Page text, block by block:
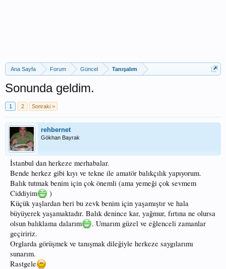
Ana Sayfa Forum Güncel Tanışalım
Sonunda geldim.
1 2 Sonraki >
rehbernet
Gökhan Bayrak
İstanbul dan herkeze merhabalar.
Bende herkez gibi kıyı ve tekne ile amatör balıkçılık yapıyorum.
Balık tutmak benim için çok önemli (ama yemeği çok sevmem
Ciddiyim
)
Küçük yaşlardan beri bu zevk benim için yaşamıştır ve hala
büyüyerek yaşamaktadır. Balık denince kar, yağmur, fırtına ne olursa
olsun balıklama dalarım
. Umarım güzel ve eğlenceli zamanlar
geçiririz.
Orglarda görüşmek ve tanışmak dileğiyle herkeze saygılarımı
sunarım.
Rastgele